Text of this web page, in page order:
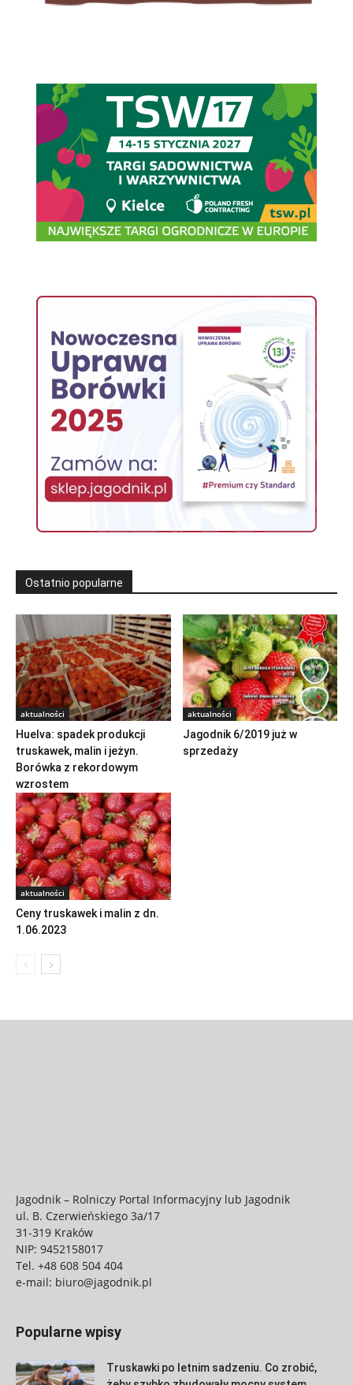
Ostatnio popularne
aktualności
Huelva: spadek produkcji
truskawek, malin i jeżyn.
Borówka z rekordowym
wzrostem
aktualności
Jagodnik 6/2019 już w
sprzedaży
aktualności
Ceny truskawek i malin z dn.
1.06.2023
Jagodnik – Rolniczy Portal Informacyjny lub Jagodnik
ul. B. Czerwieńskiego 3a/17
31-319 Kraków
NIP: 9452158017
Tel. +48 608 504 404
e-mail: biuro@jagodnik.pl
Popularne wpisy
Truskawki po letnim sadzeniu. Co zrobić,